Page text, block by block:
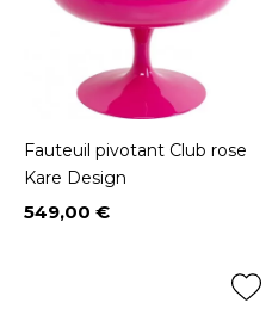
Fauteuil pivotant Club rose
Kare Design
Prix
549,00 €